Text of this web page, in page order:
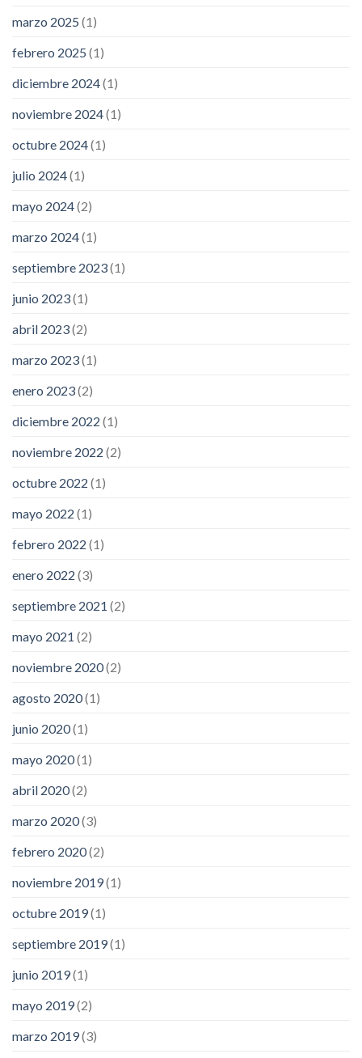
marzo 2025 (1)
febrero 2025 (1)
diciembre 2024(1)
noviembre 2024(1)
octubre 2024(1)
julio 2024(1)
mayo 2024(2)
marzo 2024(1)
septiembre 2023(1)
junio 2023(1)
abril 2023(2)
marzo 2023(1)
enero 2023(2)
diciembre 2022 (1)
noviembre 2022 (2)
octubre 2022 (1)
mayo 2022 (1)
febrero 2022 (1)
enero 2022 (3)
septiembre 2021 (2)
mayo 2021 (2)
noviembre 2020(2)
agosto 2020(1)
junio 2020(1)
mayo 2020(1)
abril 2020(2)
marzo 2020(3)
febrero 2020(2)
noviembre 2019(1)
octubre 2019(1)
septiembre 2019(1)
junio 2019(1)
mayo 2019(2)
marzo 2019(3)